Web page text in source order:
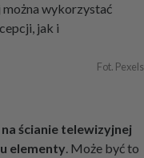
wykorzystać
jak i
Fot. Pexels
na ścianie telewizyjnej
elementy. Może być to